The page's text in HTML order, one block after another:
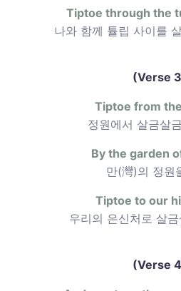
Tiptoe through the
나와 함께 튤립 사이를
(Verse
Tiptoe from
정원에서 살금살
By the garden
만(灣)의 정원
Tiptoe to our
우리의 은신처로 살
(Verse